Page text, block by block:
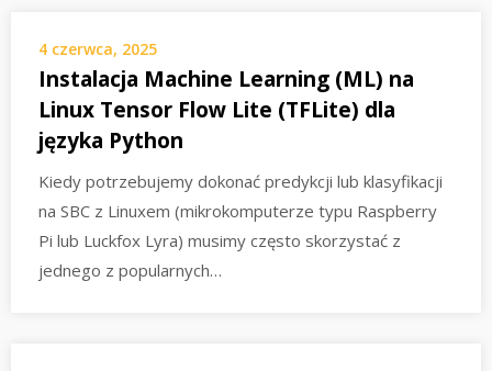
4 czerwca, 2025
Instalacja Machine Learning (ML) na
Linux Tensor Flow Lite (TFLite) dla
języka Python
Kiedy potrzebujemy dokonać predykcji lub klasyfikacji
na SBC z Linuxem (mikrokomputerze typu Raspberry
Pi lub Luckfox Lyra) musimy często skorzystać z
jednego z popularnych…